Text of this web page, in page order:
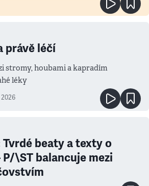
právě léčí
stromy, houbami a kapradím
léky
2026
beaty a texty o
\ST balancuje mezi